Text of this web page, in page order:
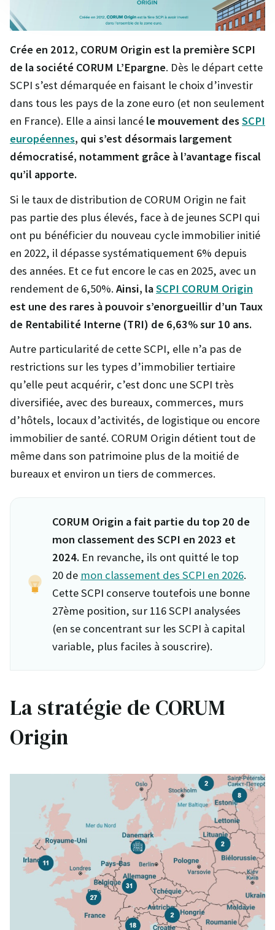
Crée en 2012, CORUM Origin est la première SCPI
de la société CORUM L’Epargne. Dès le départ cette
SCPI s’est démarquée en faisant le choix d’investir
dans tous les pays de la zone euro (et non seulement
en France). Elle a ainsi lancé le mouvement desSCPI
européennes, qui s’est désormais largement
démocratisé, notamment grâce à l’avantage fiscal
qu’il apporte.
Si le taux de distribution de CORUM Origin ne fait
pas partie des plus élevés, face à de jeunes SCPI qui
ont pu bénéficier du nouveau cycle immobilier initié
en 2022, il dépasse systématiquement 6% depuis
des années. Et ce fut encore le cas en 2025, avec un
rendement de 6,50%. Ainsi, laSCPI CORUM Origin
est une des rares à pouvoir s’enorgueillir d’un Taux
de Rentabilité Interne (TRI) de 6,63% sur 10 ans.
Autre particularité de cette SCPI, elle n’a pas de
restrictions sur les types d’immobilier tertiaire
qu’elle peut acquérir, c’est donc une SCPI très
diversifiée, avec des bureaux, commerces, murs
d’hôtels, locaux d’activités, de logistique ou encore
immobilier de santé. CORUM Origin détient tout de
même dans son patrimoine plus de la moitié de
bureaux et environ un tiers de commerces.
CORUM Origin a fait partie du top 20 de
mon classement des SCPI en 2023 et
2024. En revanche, ils ont quitté le top
20 de mon classement des SCPI en 2026.
Cette SCPI conserve toutefois une bonne
27ème position, sur 116 SCPI analysées
(en se concentrant sur les SCPI à capital
variable, plus faciles à souscrire).
La stratégie de CORUM
Origin